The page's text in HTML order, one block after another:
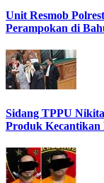
Unit Resmob
Perampokan di
Sidang TPPU
Produk Kecantikan